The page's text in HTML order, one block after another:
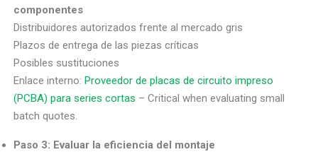
componentes
Distribuidores autorizados frente al mercado gris
Plazos de entrega de las piezas críticas
Posibles sustituciones
Enlace interno:Proveedor de placas de circuito impreso
(PCBA) para series cortas – Critical when evaluating small
batch quotes.
Paso 3: Evaluar la eficiencia del montaje